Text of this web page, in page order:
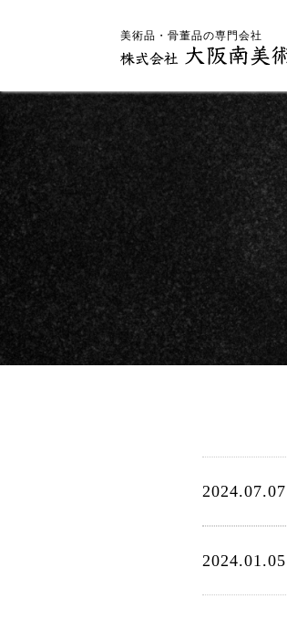
美術品・骨董品の専門会社
2024.07.07
2024.01.05